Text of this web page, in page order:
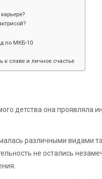
по МКБ-10
к славе и личное счастье
детства она проявляла
различными видами
не остались